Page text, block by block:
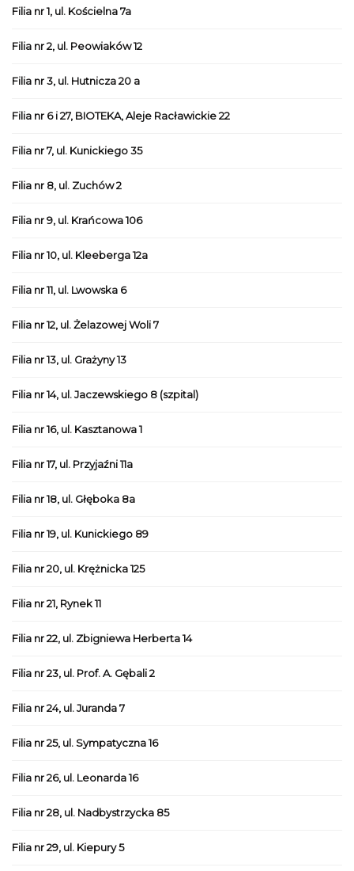
Filia nr 1, ul. Kościelna 7a
Filia nr 2, ul. Peowiaków 12
Filia nr 3, ul. Hutnicza 20 a
Filia nr 6 i 27, BIOTEKA, Aleje Racławickie 22
Filia nr 7, ul. Kunickiego 35
Filia nr 8, ul. Zuchów 2
Filia nr 9, ul. Krańcowa 106
Filia nr 10, ul. Kleeberga 12a
Filia nr 11, ul. Lwowska 6
Filia nr 12, ul. Żelazowej Woli 7
Filia nr 13, ul. Grażyny 13
Filia nr 14, ul. Jaczewskiego 8 (szpital)
Filia nr 16, ul. Kasztanowa 1
Filia nr 17, ul. Przyjaźni 11a
Filia nr 18, ul. Głęboka 8a
Filia nr 19, ul. Kunickiego 89
Filia nr 20, ul. Krężnicka 125
Filia nr 21, Rynek 11
Filia nr 22, ul. Zbigniewa Herberta 14
Filia nr 23, ul. Prof. A. Gębali 2
Filia nr 24, ul. Juranda 7
Filia nr 25, ul. Sympatyczna 16
Filia nr 26, ul. Leonarda 16
Filia nr 28, ul. Nadbystrzycka 85
Filia nr 29, ul. Kiepury 5